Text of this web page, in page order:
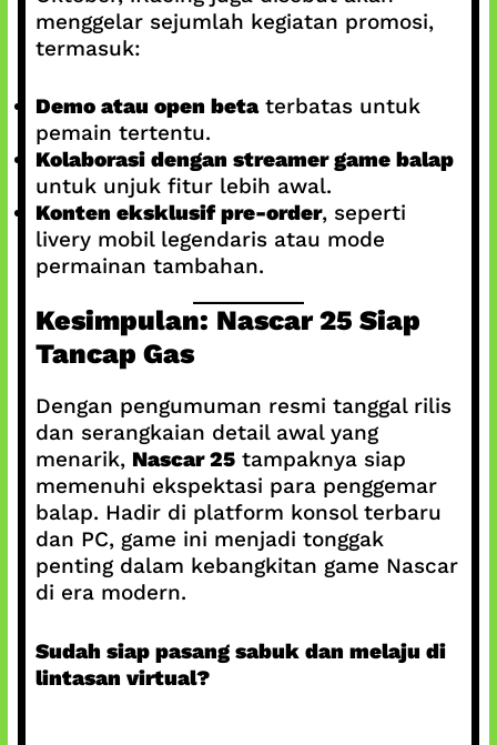
menggelar sejumlah kegiatan promosi,
termasuk:
Demo atau open betaterbatas untuk
pemain tertentu.
Kolaborasi dengan streamer game balap
untuk unjuk fitur lebih awal.
Konten eksklusif pre-order, seperti
livery mobil legendaris atau mode
permainan tambahan.
Kesimpulan: Nascar 25 Siap
Tancap Gas
Dengan pengumuman resmi tanggal rilis
dan serangkaian detail awal yang
menarik, Nascar 25tampaknya siap
memenuhi ekspektasi para penggemar
balap. Hadir di platform konsol terbaru
dan PC, game ini menjadi tonggak
penting dalam kebangkitan game Nascar
di era modern.
Sudah siap pasang sabuk dan melaju di
lintasan virtual?